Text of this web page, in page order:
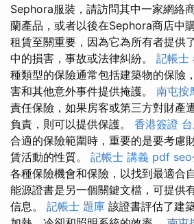
Sephora服裝，請訪問其中一家網絡
蘭產品，或者以後在Sephora商店中
租賃至關重要，因為它為所有者提供
中的損害，事故或法律糾紛。 記帳士
種類型的保險通常包括建築物的保險
害和其他意外事件提供掩護。 南屯按
責任保險，如果房客或第三方對財產
負責，則可以提供保護。 香港簽證
合適的保險範圍時，重要的是要考慮
賃活動的性質。 記帳士 講義 pdf seo
各種保險機會和保險，以找到最適合
能源證書是另一個關鍵文檔，可提供
信息。 記帳士 題庫 該證書評估了建